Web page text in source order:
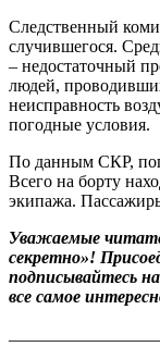
Следственный
случившегося.
– недостаточный
людей,
неисправность
погодные условия.
По данным СКР,
Всего на борту
экипажа.
Уважаемые
секретно»!
подписывайтесь
все самое